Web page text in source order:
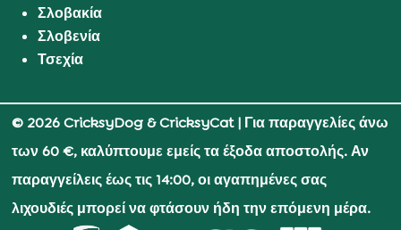
Σλοβακία
Σλοβενία
Τσεχία
© 2026 CricksyDog & CricksyCat| Για παραγγελίες άνω
των 60 €, καλύπτουμε εμείς τα έξοδα αποστολής. Αν
παραγγείλεις έως τις 14:00, οι αγαπημένες σας
λιχουδιές μπορεί να φτάσουν ήδη την επόμενη μέρα.